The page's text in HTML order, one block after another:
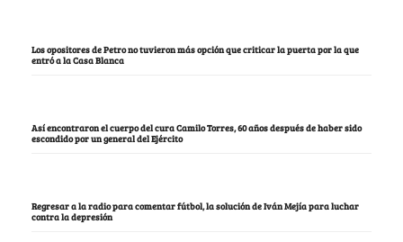
Los opositores de Petro no tuvieron más opción que criticar la puerta por la que
entró a la Casa Blanca
Así encontraron el cuerpo del cura Camilo Torres, 60 años después de haber sido
escondido por un general del Ejército
Regresar a la radio para comentar fútbol, la solución de Iván Mejía para luchar
contra la depresión